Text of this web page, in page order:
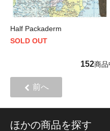
Half Packaderm
SOLD OUT
152商品
前へ
ほかの商品を探す